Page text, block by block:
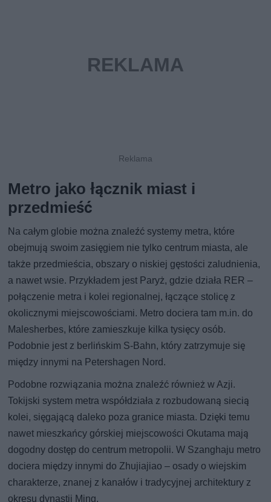
Metro jako łącznik miast i
przedmieść
Na całym globie można znaleźć systemy metra, które
obejmują swoim zasięgiem nie tylko centrum miasta, ale
także przedmieścia, obszary o niskiej gęstości zaludnienia,
a nawet wsie. Przykładem jest Paryż, gdzie działa RER –
połączenie metra i kolei regionalnej, łączące stolicę z
okolicznymi miejscowościami. Metro dociera tam m.in. do
Malesherbes, które zamieszkuje kilka tysięcy osób.
Podobnie jest z berlińskim S-Bahn, który zatrzymuje się
między innymi na Petershagen Nord.
Podobne rozwiązania można znaleźć również w Azji.
Tokijski system metra współdziała z rozbudowaną siecią
kolei, sięgającą daleko poza granice miasta. Dzięki temu
nawet mieszkańcy górskiej miejscowości Okutama mają
dogodny dostęp do centrum metropolii. W Szanghaju metro
dociera między innymi do Zhujiajiao – osady o wiejskim
charakterze, znanej z kanałów i tradycyjnej architektury z
okresu dynastii Ming.